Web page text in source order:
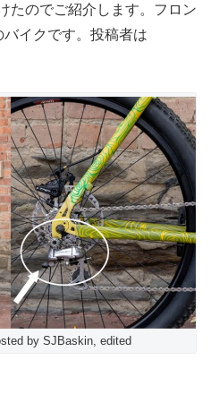
たのでご紹介します。フロン
バイクです。投稿者は
by SJBaskin, edited